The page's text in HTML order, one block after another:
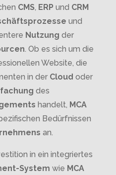
CMS, ERP und CRM
und
Nutzung der
. Ob es sich um die
Website, die
in der Cloud oder
des
handelt, MCA
Bedürfnissen
an.
in ein integriertes
System wie MCA